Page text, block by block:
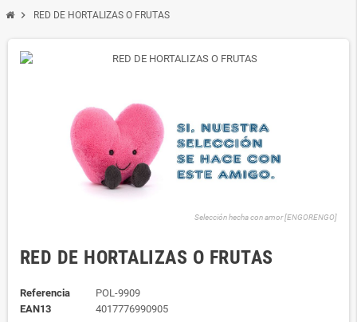
chevron_right RED DE HORTALIZAS O FRUTAS
Selección hecha con amor [ENGORENGO]
RED DE HORTALIZAS O FRUTAS
Referencia
POL-9909
EAN13
4017776990905